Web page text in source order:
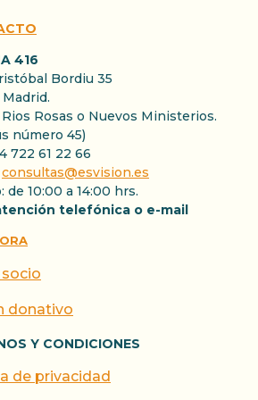
416
Bordiu 35
Rosas o Nuevos Ministerios.
número 45)
722 61 22 66
consultas@esvision.es
de 10:00 a 14:00 hrs.
telefónica o e-mail
donativo
Y CONDICIONES
de privacidad